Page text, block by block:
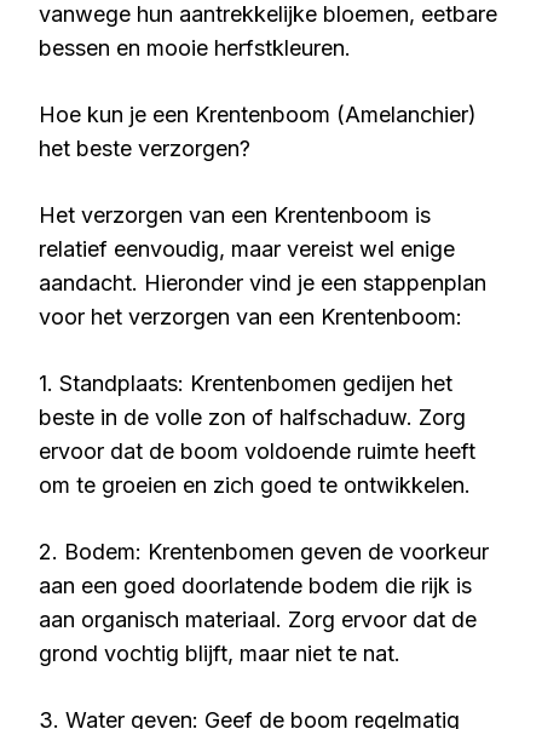
vanwege hun aantrekkelijke bloemen, eetbare
bessen en mooie herfstkleuren.
Hoe kun je een Krentenboom (Amelanchier)
het beste verzorgen?
Het verzorgen van een Krentenboom is
relatief eenvoudig, maar vereist wel enige
aandacht. Hieronder vind je een stappenplan
voor het verzorgen van een Krentenboom:
1. Standplaats: Krentenbomen gedijen het
beste in de volle zon of halfschaduw. Zorg
ervoor dat de boom voldoende ruimte heeft
om te groeien en zich goed te ontwikkelen.
2. Bodem: Krentenbomen geven de voorkeur
aan een goed doorlatende bodem die rijk is
aan organisch materiaal. Zorg ervoor dat de
grond vochtig blijft, maar niet te nat.
3. Water geven: Geef de boom regelmatig